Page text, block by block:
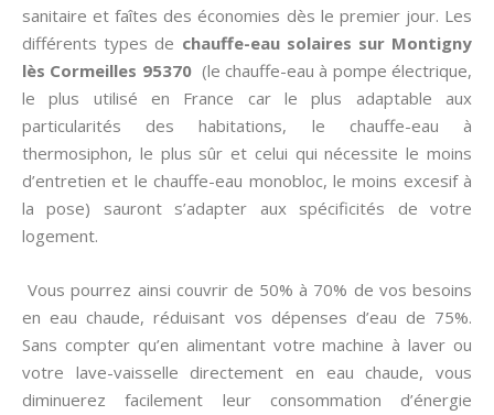
sanitaire et faîtes des économies dès le premier jour. Les
différents types de chauffe-eau solaires sur Montigny
lès Cormeilles 95370(le chauffe-eau à pompe électrique,
le plus utilisé en France car le plus adaptable aux
particularités des habitations, le chauffe-eau à
thermosiphon, le plus sûr et celui qui nécessite le moins
d’entretien et le chauffe-eau monobloc, le moins excesif à
la pose) sauront s’adapter aux spécificités de votre
logement.
Vous pourrez ainsi couvrir de 50% à 70% de vos besoins
en eau chaude, réduisant vos dépenses d’eau de 75%.
Sans compter qu’en alimentant votre machine à laver ou
votre lave-vaisselle directement en eau chaude, vous
diminuerez facilement leur consommation d’énergie